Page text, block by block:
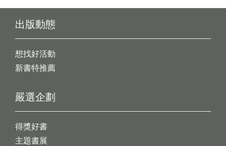
出版動態
想找好活動
新書特推薦
嚴選企劃
得獎好書
主題書展